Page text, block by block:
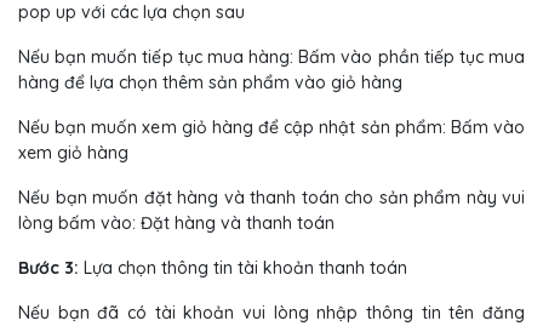
pop up với các lựa chọn sau
Nếu bạn muốn tiếp tục mua hàng: Bấm vào phần tiếp tục mua
hàng để lựa chọn thêm sản phẩm vào giỏ hàng
Nếu bạn muốn xem giỏ hàng để cập nhật sản phẩm: Bấm vào
xem giỏ hàng
Nếu bạn muốn đặt hàng và thanh toán cho sản phẩm này vui
lòng bấm vào: Đặt hàng và thanh toán
Bước 3: Lựa chọn thông tin tài khoản thanh toán
Nếu bạn đã có tài khoản vui lòng nhập thông tin tên đăng